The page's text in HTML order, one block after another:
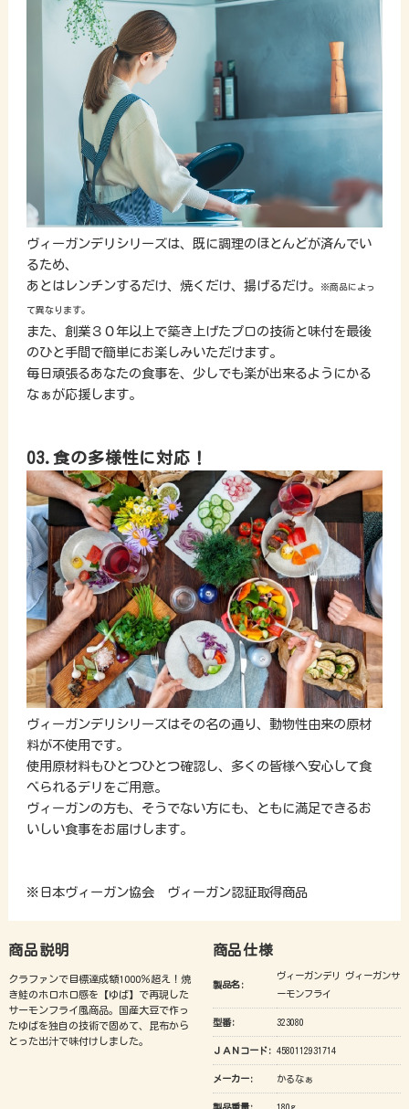
ヴィーガンデリシリーズは、既に調理のほとんどが済んでい
るため、
あとはレンチンするだけ、焼くだけ、揚げるだけ。
※商品によっ
て異なります。
また、創業３０年以上で築き上げたプロの技術と味付を最後
のひと手間で簡単にお楽しみいただけます。
毎日頑張るあなたの食事を、少しでも楽が出来るようにかる
なぁが応援します。
03.食の多様性に対応！
ヴィーガンデリシリーズはその名の通り、動物性由来の原材
料が不使用です。
使用原材料もひとつひとつ確認し、多くの皆様へ安心して食
べられるデリをご用意。
ヴィーガンの方も、そうでない方にも、ともに満足できるお
いしい食事をお届けします。
※日本ヴィーガン協会 ヴィーガン認証取得商品
商品説明
クラファンで目標達成額1000％超え！焼
き鮭のホロホロ感を【ゆば】で再現した
サーモンフライ風商品。国産大豆で作っ
たゆばを独自の技術で固めて、昆布から
とった出汁で味付けしました。
商品仕様
製品名:
ヴィーガンデリ ヴィーガンサ
ーモンフライ
型番: 323080
ＪＡＮコード: 4580112931714
メーカー: かるなぁ
製品重量: 180g